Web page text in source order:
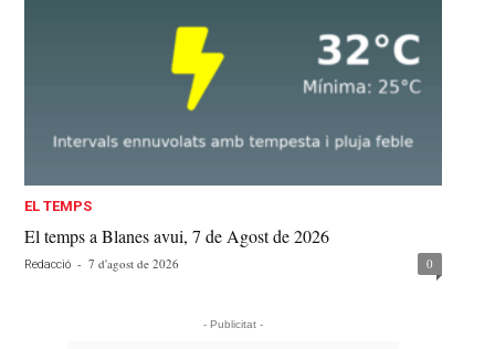
EL TEMPS
El temps a Blanes avui, 7 de Agost de 2026
Redacció - 7 d'agost de 2026 0
- Publicitat -